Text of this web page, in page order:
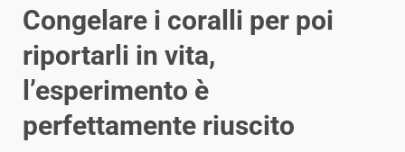
Congelare i coralli per poi
riportarli in vita,
l’esperimento è
perfettamente riuscito